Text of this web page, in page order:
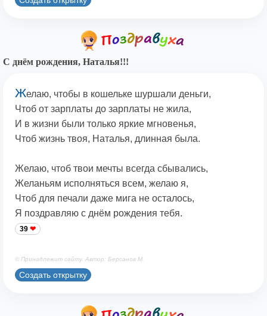
С днём рождения, Наталья!!!
Желаю, чтобы в кошельке шуршали деньги,
Чтоб от зарплаты до зарплаты не жила,
И в жизни были только яркие мгновенья,
Чтоб жизнь твоя, Наталья, длинная была.
Желаю, чтоб твои мечты всегда сбывались,
Желаньям исполняться всем, желаю я,
Чтоб для печали даже мига не осталось,
Я поздравляю с днём рождения тебя.
39
© Принадлежит сайту. Автор: Берсанов М.
Создать открытку